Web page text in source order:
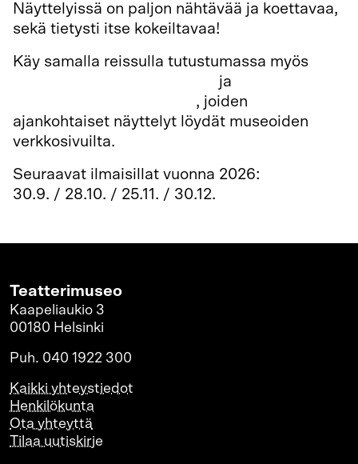
Näyttelyissä on paljon nähtävää ja koettavaa,
sekä tietysti itse kokeiltavaa!
Käy samalla reissulla tutustumassa myös
ja
, joiden
ajankohtaiset näyttelyt löydät museoiden
verkkosivuilta.
Seuraavat ilmaisillat vuonna 2026:
30.9. / 28.10. / 25.11. / 30.12.
Teatterimuseo
Kaapeliaukio 3
00180 Helsinki
Puh. 040 1922 300
Kaikki yhteystiedot
Henkilökunta
Ota yhteyttä
Tilaa uutiskirje